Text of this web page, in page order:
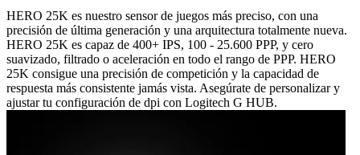
HERO 25K es nuestro sensor de juegos más preciso, con una
precisión de última generación y una arquitectura totalmente nueva.
HERO 25K es capaz de 400+ IPS, 100 - 25.600 PPP, y cero
suavizado, filtrado o aceleración en todo el rango de PPP. HERO
25K consigue una precisión de competición y la capacidad de
respuesta más consistente jamás vista. Asegúrate de personalizar y
ajustar tu configuración de dpi con Logitech G HUB.